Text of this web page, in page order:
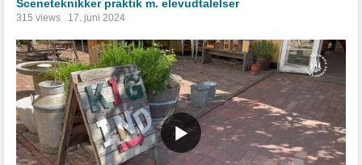
Sceneteknikker praktik m. elevudtalelser
315 views 17. juni 2024